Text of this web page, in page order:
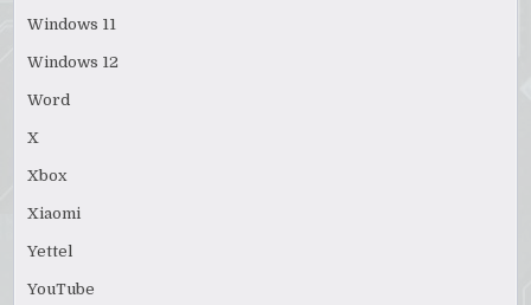
Windows 11
Windows 12
Word
X
Xbox
Xiaomi
Yettel
YouTube